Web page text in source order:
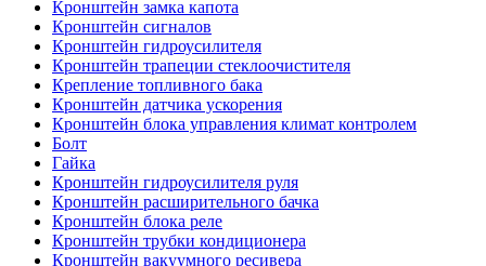
Кронштейн замка капота
Кронштейн сигналов
Кронштейн гидроусилителя
Кронштейн трапеции стеклоочистителя
Крепление топливного бака
Кронштейн датчика ускорения
Кронштейн блока управления климат контролем
Болт
Гайка
Кронштейн гидроусилителя руля
Кронштейн расширительного бачка
Кронштейн блока реле
Кронштейн трубки кондиционера
Кронштейн вакуумного ресивера